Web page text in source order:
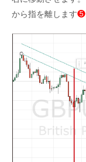
から指を離します❺